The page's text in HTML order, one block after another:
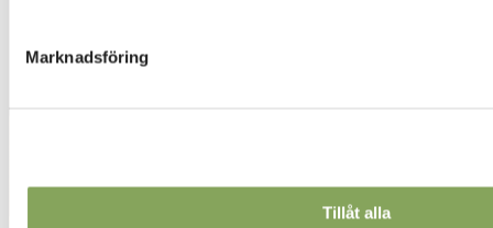
Marknadsföring
Tillåt alla